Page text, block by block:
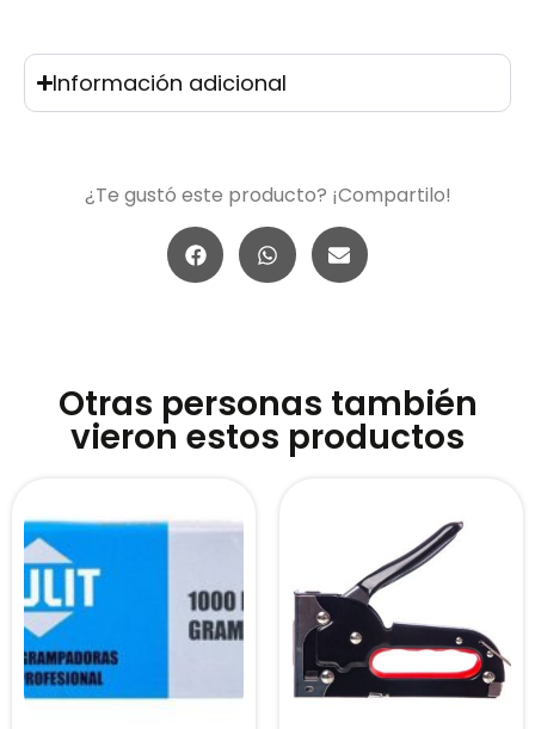
Información adicional
¿Te gustó este producto? ¡Compartilo!
Otras personas también
vieron estos productos